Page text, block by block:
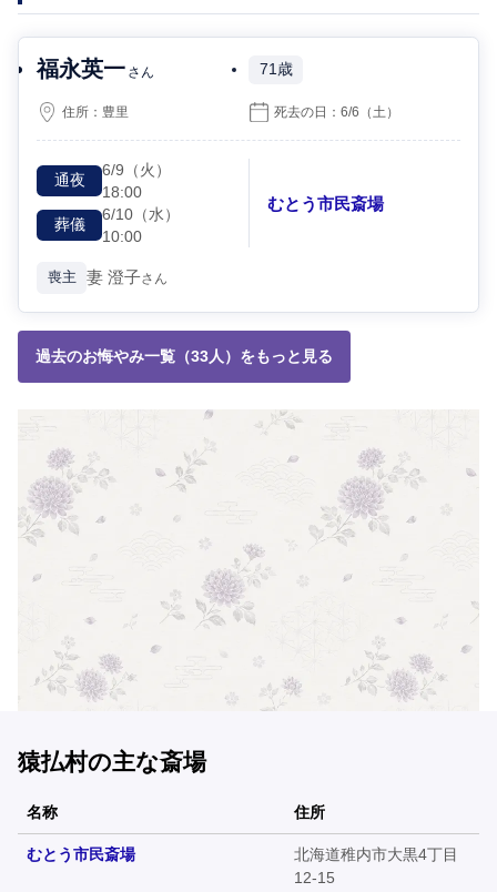
福永英一 さん 71歳
住所： 豊里 死去の日：6/6 （土）
通夜
6/9 （火）
18:00
葬儀
6/10 （水）
10:00
むとう市民斎場
喪主 妻 澄子さん
過去のお悔やみ一覧（33人）をもっと見る
猿払村の主な斎場
名称 住所
むとう市民斎場
北海道稚内市大黒4丁目
12-15